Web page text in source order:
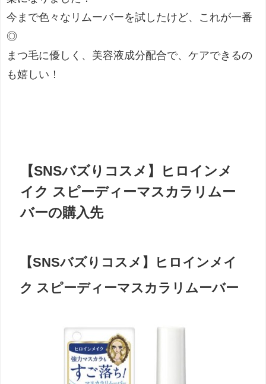
今まで色々なリムーバーを試したけど、これが一番
◎
まつ毛に優しく、美容液成分配合で、ケアできるの
も嬉しい！
【SNSバズりコスメ】ヒロインメ
イク スピーディーマスカラリムー
バーの購入先
【SNSバズりコスメ】ヒロインメイ
ク スピーディーマスカラリムーバー